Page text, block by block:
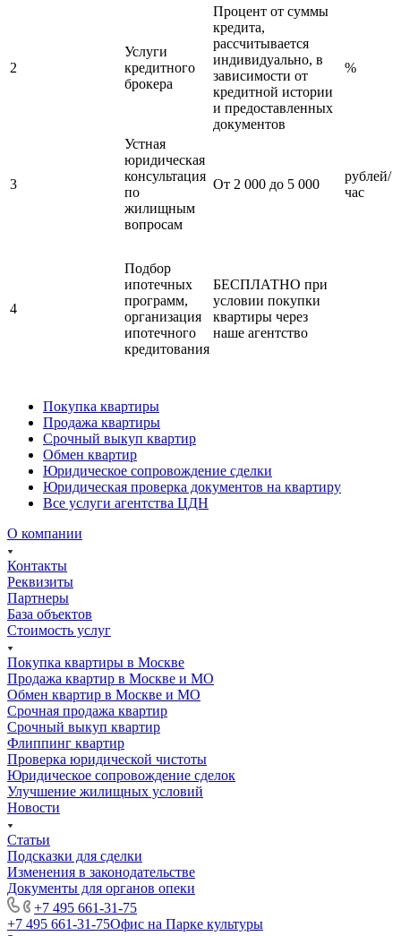
2
Услуги
кредитного
брокера
Процент от суммы
кредита,
рассчитывается
индивидуально, в
зависимости от
кредитной истории
и предоставленных
документов
%
3
Устная
юридическая
консультация
по
жилищным
вопросам
От 2 000 до 5 000
рублей/
час
4
Подбор
ипотечных
программ,
организация
ипотечного
кредитования
БЕСПЛАТНО при
условии покупки
квартиры через
наше агентство
Покупка квартиры
Продажа квартиры
Срочный выкуп квартир
Обмен квартир
Юридическое сопровождение сделки
Юридическая проверка документов на квартиру
Все услуги агентства ЦДН
О компании
Контакты
Реквизиты
Партнеры
База объектов
Стоимость услуг
Покупка квартиры в Москве
Продажа квартир в Москве и МО
Обмен квартир в Москве и МО
Срочная продажа квартир
Срочный выкуп квартир
Флиппинг квартир
Проверка юридической чистоты
Юридическое сопровождение сделок
Улучшение жилищных условий
Новости
Статьи
Подсказки для сделки
Изменения в законодательстве
Документы для органов опеки
+7 495 661-31-75
+7 495 661-31-75Офис на Парке культуры